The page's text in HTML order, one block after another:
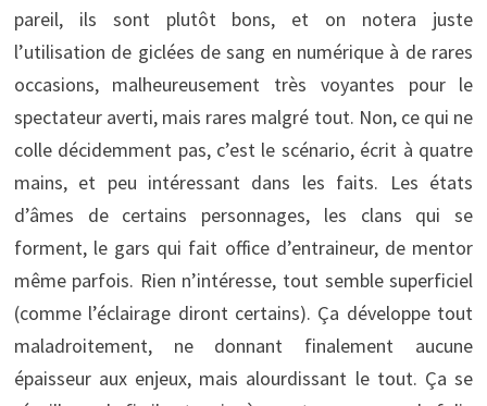
pareil, ils sont plutôt bons, et on notera juste
l’utilisation de giclées de sang en numérique à de rares
occasions, malheureusement très voyantes pour le
spectateur averti, mais rares malgré tout. Non, ce qui ne
colle décidemment pas, c’est le scénario, écrit à quatre
mains, et peu intéressant dans les faits. Les états
d’âmes de certains personnages, les clans qui se
forment, le gars qui fait office d’entraineur, de mentor
même parfois. Rien n’intéresse, tout semble superficiel
(comme l’éclairage diront certains). Ça développe tout
maladroitement, ne donnant finalement aucune
épaisseur aux enjeux, mais alourdissant le tout. Ça se